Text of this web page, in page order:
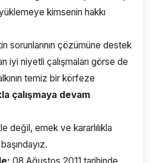
kimsenin hakkı
sorunlarının çözümüne destek
iyi niyetli çalışmaları görse de
temiz bir körfeze
çalışmaya devam
değil, emek ve kararlılıkla